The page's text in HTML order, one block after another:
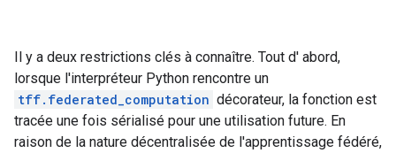
Il y a deux restrictions clés à connaître. Tout d' abord,
lorsque l'interpréteur Python rencontre un
tff.federated_computation décorateur, la fonction est
tracée une fois sérialisé pour une utilisation future. En
raison de la nature décentralisée de l'apprentissage fédéré,